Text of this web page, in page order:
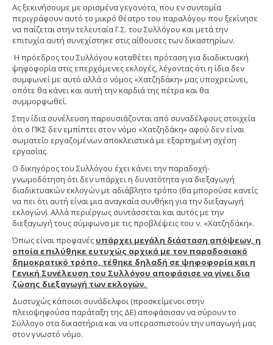
Ας ξεκινήσουμε με ορισμένα γεγονότα, που εν συντομία
περιγράφουν αυτό το μικρό θέατρο του παραλόγου που ξεκίνησε
να παίζεται στην τελευταία Γ.Σ. του Συλλόγου και μετά την
επιτυχία αυτή συνεχίστηκε στις αίθουσες των δικαστηρίων.
Η πρόεδρος του Συλλόγου καταθέτει πρόταση για διαδικτυακή
ψηφοφορία στις επερχόμενες εκλογές, λέγοντας ότι η ίδια δεν
συμφωνεί με αυτό αλλά ο νόμος «Χατζηδάκη» μας υποχρεώνει,
οπότε θα κάνει και αυτή την καρδιά της πέτρα και θα
συμμορφωθεί.
Στην ίδια συνέλευση παρουσιάζονται από συναδέλφους στοιχεία
ότι ο ΠΚΣ δεν εμπίπτει στον νόμο «Χατζηδάκη» αφού δεν είναι
σωματείο εργαζομένων αποκλειστικά με εξαρτημένη σχέση
εργασίας.
Ο δικηγόρος του Συλλόγου έχει κάνει την παραδοχή-
γνωμοδότηση ότι δεν υπάρχει η δυνατότητα για διεξαγωγή
διαδικτυακών εκλογών με αδιάβλητο τρόπο (θα μπορούσε κανείς
να πει ότι αυτή είναι μια αναγκαία συνθήκη για την διεξαγωγή
εκλογών). Αλλά περιέργως συντάσσεται και αυτός με την
διεξαγωγή τους σύμφωνα με τις προβλέψεις του ν. «Χατζηδάκη».
Όπως είναι προφανές υπάρχει μεγάλη διάσταση απόψεων, η
οποία επιλύθηκε ευτυχώς αρχικά με τον παραδοσιακό
δημοκρατικό τρόπο, τέθηκε δηλαδή σε ψηφοφορία και η
Γενική Συνέλευση του Συλλόγου αποφάσισε να γίνει δια
ζώσης διεξαγωγή των εκλογών.
Δυστυχώς κάποιοι συνάδελφοι (προσκείμενοι στην
πλειοψηφούσα παράταξη της ΔΕ) αποφάσισαν να σύρουν το
Σύλλογο στα δικαστήρια και να υπερασπιστούν την υπαγωγή μας
στον γνωστό νόμο.